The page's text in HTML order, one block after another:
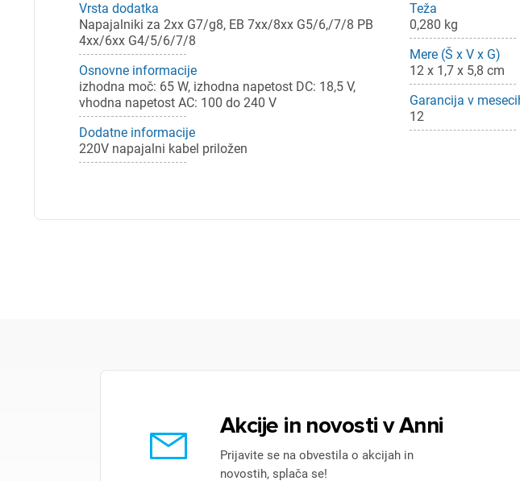
Vrsta dodatka
Napajalniki za 2xx G7/g8, EB 7xx/8xx G5/6,/7/8 PB
4xx/6xx G4/5/6/7/8
Osnovne informacije
izhodna moč: 65 W, izhodna napetost DC: 18,5 V,
vhodna napetost AC: 100 do 240 V
Dodatne informacije
220V napajalni kabel priložen
Teža
0,280 kg
Mere (Š x V x G)
12 x 1,7 x 5,8 cm
Garancija v
12
Akcije in novosti v Anni
Prijavite se na obvestila o akcijah in
novostih, splača se!